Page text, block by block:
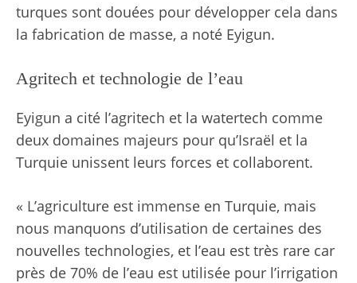
turques sont douées pour développer cela dans
la fabrication de masse, a noté Eyigun.
Agritech et technologie de l’eau
Eyigun a cité l’agritech et la watertech comme
deux domaines majeurs pour qu’Israël et la
Turquie unissent leurs forces et collaborent.
« L’agriculture est immense en Turquie, mais
nous manquons d’utilisation de certaines des
nouvelles technologies, et l’eau est très rare car
près de 70% de l’eau est utilisée pour l’irrigation